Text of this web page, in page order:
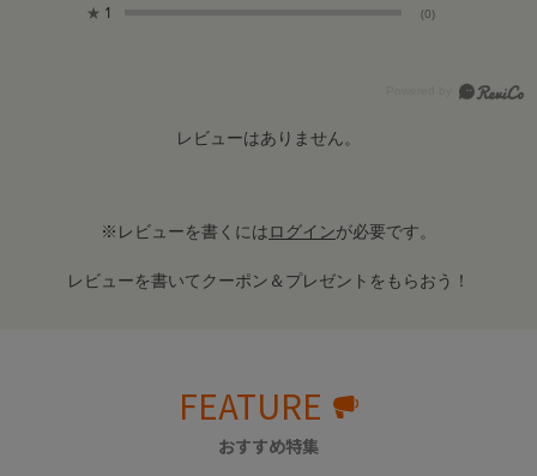
★ 1 (0)
レビューはありません。
※レビューを書くにはログインが必要です。
レビューを書いてクーポン＆プレゼントをもらおう！
FEATURE
おすすめ特集